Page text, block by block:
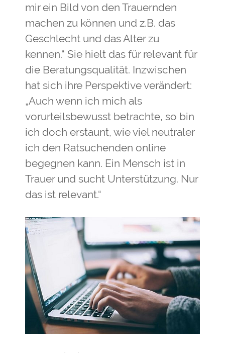
mir ein Bild von den Trauernden
machen zu können und z.B. das
Geschlecht und das Alter zu
kennen.“ Sie hielt das für relevant für
die Beratungsqualität. Inzwischen
hat sich ihre Perspektive verändert:
„Auch wenn ich mich als
vorurteilsbewusst betrachte, so bin
ich doch erstaunt, wie viel neutraler
ich den Ratsuchenden online
begegnen kann. Ein Mensch ist in
Trauer und sucht Unterstützung. Nur
das ist relevant.“